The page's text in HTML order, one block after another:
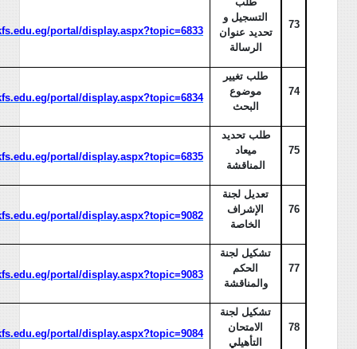
73
التسجيل و
تحديد عنوان
الرسالة
portal/display.aspx?topic=6833
74
طلب تغيير
موضوع
البحث
portal/display.aspx?topic=6834
75
طلب تحديد
ميعاد
المناقشة
portal/display.aspx?topic=6835
76
تعديل لجنة
الإشراف
الخاصة
portal/display.aspx?topic=9082
77
تشكيل لجنة
الحكم
والمناقشة
portal/display.aspx?topic=9083
78
تشكيل لجنة
الامتحان
التأهيلي
portal/display.aspx?topic=9084